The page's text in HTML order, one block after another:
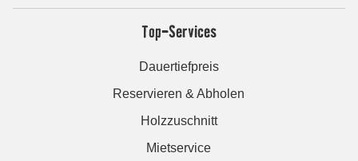
Top-Services
Dauertiefpreis
Reservieren & Abholen
Holzzuschnitt
Mietservice